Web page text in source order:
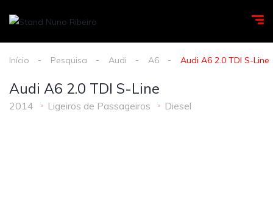
Início Pesquisa Audi A6 Audi A6 2.0 TDI S-Line
Audi A6 2.0 TDI S-Line
2014 Ligeiros de Passageiros Diesel